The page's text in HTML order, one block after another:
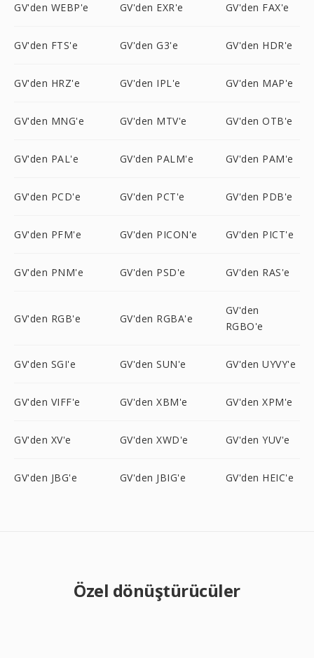
GV'den WEBP'e GV'den EXR'e GV'den FAX'e
GV'den FTS'e GV'den G3'e GV'den HDR'e
GV'den HRZ'e GV'den IPL'e GV'den MAP'e
GV'den MNG'e GV'den MTV'e GV'den OTB'e
GV'den PAL'e GV'den PALM'e GV'den PAM'e
GV'den PCD'e GV'den PCT'e GV'den PDB'e
GV'den PFM'e GV'den PICON'e GV'den PICT'e
GV'den PNM'e GV'den PSD'e GV'den RAS'e
GV'den RGB'e GV'den RGBA'e
GV'den
RGBO'e
GV'den SGI'e GV'den SUN'e GV'den UYVY'e
GV'den VIFF'e GV'den XBM'e GV'den XPM'e
GV'den XV'e GV'den XWD'e GV'den YUV'e
GV'den JBG'e GV'den JBIG'e GV'den HEIC'e
Özel dönüştürücüler